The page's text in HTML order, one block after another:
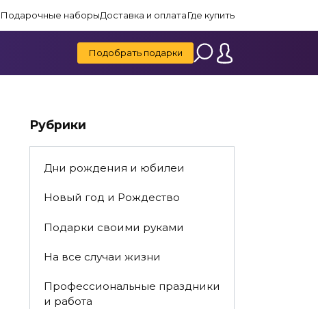
Подарочные наборыДоставка и оплатаГде купить
Подобрать подарки
Рубрики
Дни рождения и юбилеи
Новый год и Рождество
Подарки своими руками
На все случаи жизни
Профессиональные праздники
и работа